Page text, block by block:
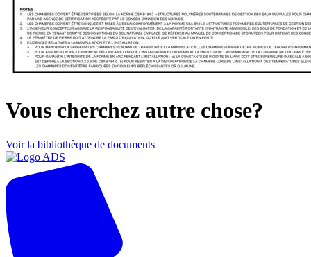
Vous cherchez autre chose?
Voir la bibliothèque de documents